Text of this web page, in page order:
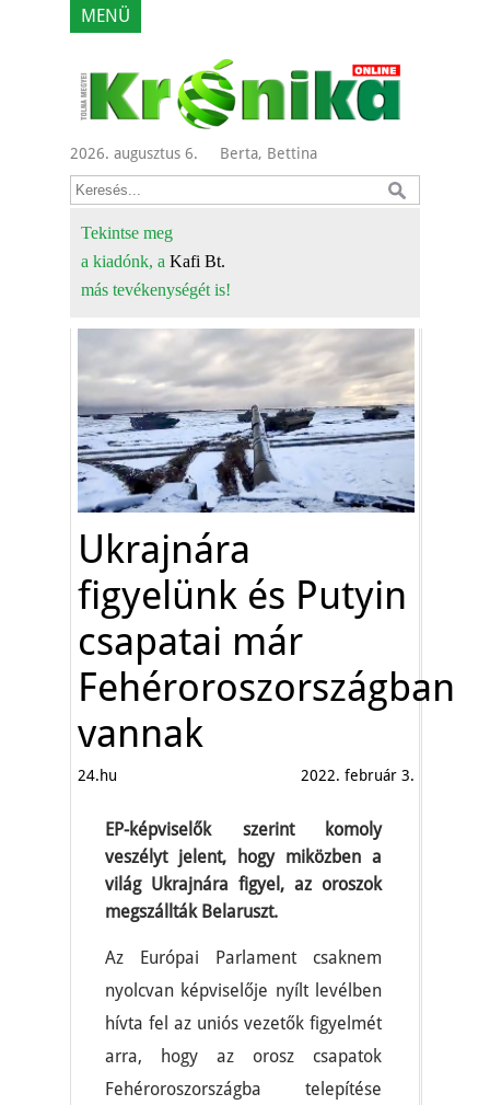
MENÜ
2026. augusztus 6. Berta, Bettina
Tekintse meg
a kiadónk, a Kafi Bt.
más tevékenységét is!
Ukrajnára
figyelünk és Putyin
csapatai már
Fehéroroszországban
vannak
24.hu 2022. február 3.
EP-képviselők szerint komoly
veszélyt jelent, hogy miközben a
világ Ukrajnára figyel, az oroszok
megszállták Belaruszt.
Az Európai Parlament csaknem
nyolcvan képviselője nyílt levélben
hívta fel az uniós vezetők figyelmét
arra, hogy az orosz csapatok
Fehéroroszországba telepítése